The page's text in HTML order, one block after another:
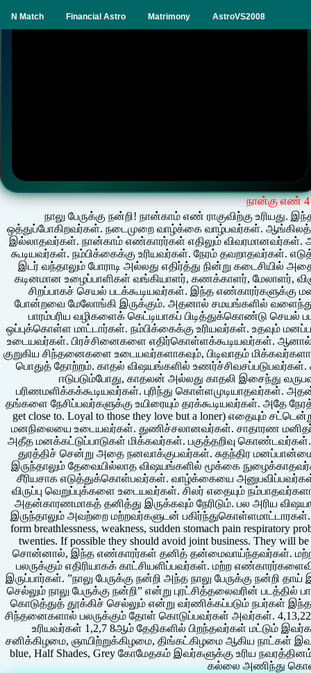
N Match Financial Astro Matrimony AstroVS2008
நான்கு எண் 4
நாலு பேருக்கு நன்றி! நான்காம் எண் ராகுவிற்கு
ஒத்துப்போகிறவர்கள். நடைமுறை வாழ்க்கை வாழ்பவர்கள்.
இல்லாதவர்கள். நான்காம் எண்காரர்கள் எதிலும் விவரமானவர்கள்.
கூடியவர்கள். நம்பிக்கைக்கு உரியவர்கள். நேரம் தவறாதவர்கள்.
இடர் வந்தாலும் போராடி அல்லது எதிர்த்து நின்று கடைசியில்
கடினமான உழைப்பாளிகள் வங்கியாளர், கணக்காளர், மேலாளர்,
சிறப்பாகச் செயல் படக்கூடியவர்கள். இந்த எண்காரர்களுக்கு மன
போன்றவை மேலோங்கி இருக்கும். அதனால் சமயங்களில் வளைந்து
பாரம்பரிய வழிகளைக் கெட்டியாகப் பிடித்துக்கொண்டு
ஒப்புக்கொள்ள மாட்டார்கள். நம்பிக்கைக்கு உரியவர்கள். உதவும்
உடையவர்கள். பிரச்சினைகளை எதிர்கொள்ளக்கூடியவர்கள்.
குறுகிய சிந்தனைகளை உடையவர்களாகவும், பிடிவாதம்
பொதுத் தோற்றம். காதல் விஷயங்களில் உணர்ச்சிவசப்படுபவர்கள்.
ஈடுபடும்போது, காதலன் அல்லது காதலி இசைந்து
பரிணமளிக்கக்கூடியவர்கள். புரிந்து கொள்ளமுடியாதவர்கள்.
தங்களை நேசிப்பவர்களுக்கு உயிரையும் தரக்கூடியவர்கள். அதே
get close to. Loyal to those they love but a loner) எதையும்
மனநிலையை உடையவர்கள். துணிச்சலானவர்கள். சாதாரண
அதீத மனக்கட்டுப்பாடுகள் மிக்கவர்கள். பகுத்தறிவு
துரத்திச் சென்று அதை நனவாக்குபவர்கள். சுதந்திர
இருந்தாலும் தேவையில்லாத விஷயங்களில் மூக்கை
சீரியசாக எடுத்துக்கொள்பவர்கள். வாழ்க்கையை
விருப்பு வெறுப்புக்களை உடையவர்கள். சிலர் எதையும்
அதன்காரணமாகத் தனித்து இருக்கவும் நேரிடும். பல அரிய
இருந்தாலும் அவற்றை மற்றவர்களுடன் பகிர்ந்துகொள்ளமாட்டாரகள்.
form breathlessness, weakness, sudden stomach pain respiratory
twenties. If possible they should avoid joint business. They will
சொன்னால், இந்த எண்காரர்கள் தனித் தன்மைவாய்ந்தவர்கள்.
பலருக்கும் எதிரியாகக் காட்சியளிப்பவர்கள். மற்ற
இருப்பார்கள். ”நாலு பேருக்கு நன்றி அந்த நாலு பேருக்கு
செல்லும் நாலு பேருக்கு நன்றி” என்று புரட்சித்தலைவரின் படத்தில்
கொடுத்துத் தூக்கிச் செல்லும் என்று வர்ணிக்கப்படும் நபர்கள்
சிந்தனைகளால் பலருக்கும் தோள் கொடுப்பவர்கள் அவர்கள்.
உரியவர்கள் 1,2,7 8ஆம் தேதிகளில் பிறந்தவர்கள் மட்டும்
சனிக்கிழமை, ஞாயிற்றுக்கிழமை, திங்கட்கிழமை ஆகிய நாட்கள்
blue, Half Shades, Grey கோமேதகம் இவர்களுக்கு உரிய
கல்லை அணிந்து